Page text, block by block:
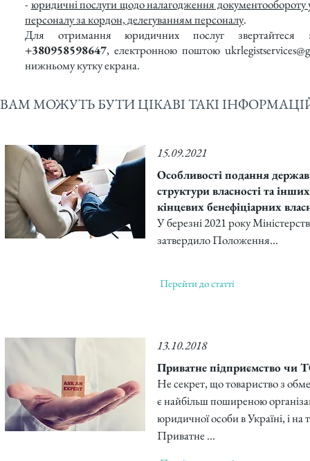
- юридичні послуги щодо налагодження
персоналу за кордон, делегуванням персоналу.
Для отримання юридичних послуг
+380958598647, електронною поштою
нижньому кутку екрана.
ВАМ МОЖУТЬ БУТИ ЦІКАВІ ТАКІ
15.09.2021
Особливості подання
структури власності та
кінцевих бенефіціарних
У березні 2021 року
затвердило Положення...
Перейти до статті
13.10.2018
Приватне підприємство чи
Не секрет, що товариство з
є найбільш поширеною
юридичної особи в Україні, і на
Приватне ...